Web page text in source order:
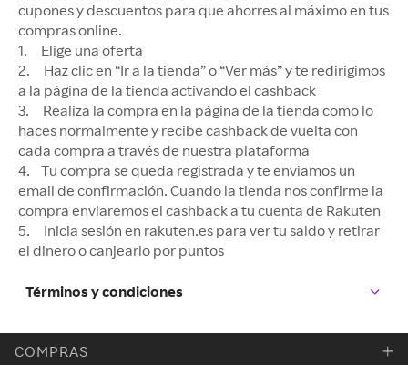
cupones y descuentos para que ahorres al máximo en tus
compras online.
1. Elige una oferta
2. Haz clic en “Ir a la tienda” o “Ver más” y te redirigimos
a la página de la tienda activando el cashback
3. Realiza la compra en la página de la tienda como lo
haces normalmente y recibe cashback de vuelta con
cada compra a través de nuestra plataforma
4. Tu compra se queda registrada y te enviamos un
email de confirmación. Cuando la tienda nos confirme la
compra enviaremos el cashback a tu cuenta de Rakuten
5. Inicia sesión en rakuten.es para ver tu saldo y retirar
el dinero o canjearlo por puntos
Términos y condiciones
COMPRAS